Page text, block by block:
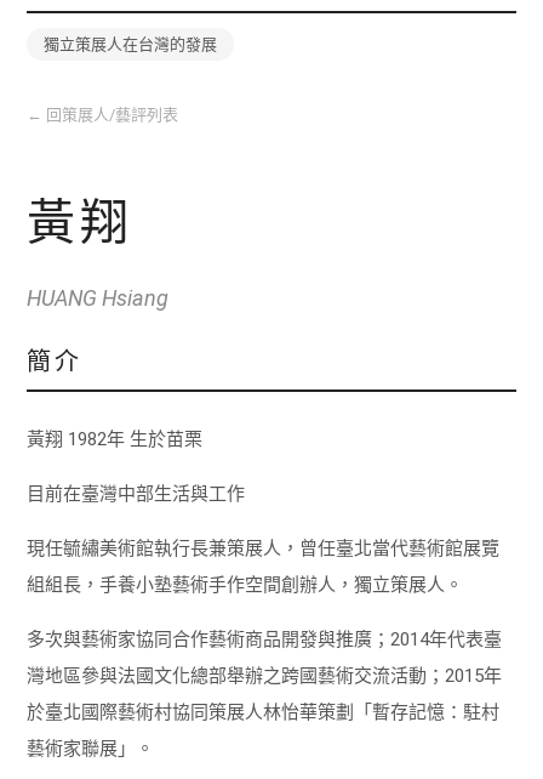
獨立策展人在台灣的發展
← 回策展人/藝評列表
黃翔
HUANG Hsiang
簡介
黃翔 1982年 生於苗栗
目前在臺灣中部生活與工作
現任毓繡美術館執行長兼策展人，曾任臺北當代藝術館展覽
組組長，手養小塾藝術手作空間創辦人，獨立策展人。
多次與藝術家協同合作藝術商品開發與推廣；2014年代表臺
灣地區參與法國文化總部舉辦之跨國藝術交流活動；2015年
於臺北國際藝術村協同策展人林怡華策劃「暫存記憶：駐村
藝術家聯展」。